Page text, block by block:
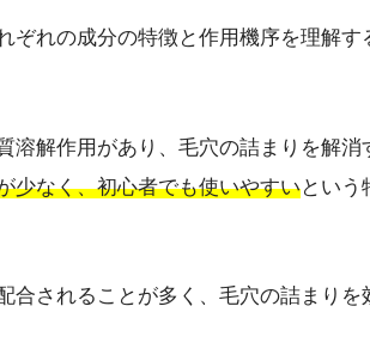
れの成分の特徴と作用機序を理解
溶解作用があり、毛穴の詰まりを解
少なく、初心者でも使いやすいという
されることが多く、毛穴の詰まり